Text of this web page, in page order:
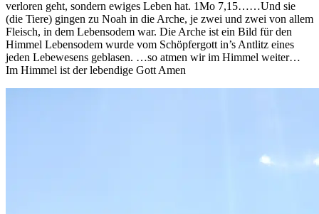
verloren geht, sondern ewiges Leben hat. 1Mo 7,15……Und sie
(die Tiere) gingen zu Noah in die Arche, je zwei und zwei von allem
Fleisch, in dem Lebensodem war. Die Arche ist ein Bild für den
Himmel Lebensodem wurde vom Schöpfergott in’s Antlitz eines
jeden Lebewesens geblasen. …so atmen wir im Himmel weiter…
Im Himmel ist der lebendige Gott Amen